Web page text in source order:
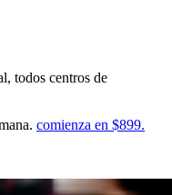
todos centros de
comienza en $899.